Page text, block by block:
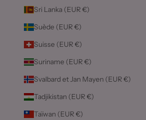
Sri Lanka (EUR €)
Suède (EUR €)
Suisse (EUR €)
Suriname (EUR €)
Svalbard et Jan Mayen (EUR €)
Tadjikistan (EUR €)
Taïwan (EUR €)